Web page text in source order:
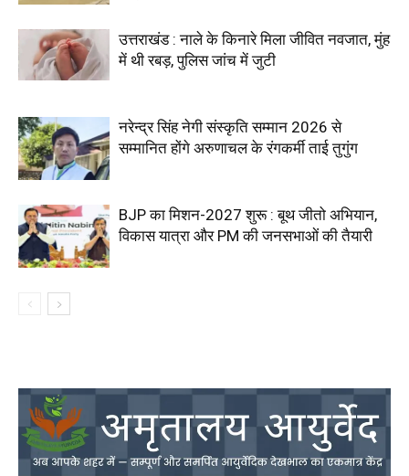
उत्तराखंड : नाले के किनारे मिला जीवित नवजात, मुंह
में थी रबड़, पुलिस जांच में जुटी
नरेन्द्र सिंह नेगी संस्कृति सम्मान 2026 से
सम्मानित होंगे अरुणाचल के रंगकर्मी ताई तुगुंग
BJP का मिशन-2027 शुरू : बूथ जीतो अभियान,
विकास यात्रा और PM की जनसभाओं की तैयारी